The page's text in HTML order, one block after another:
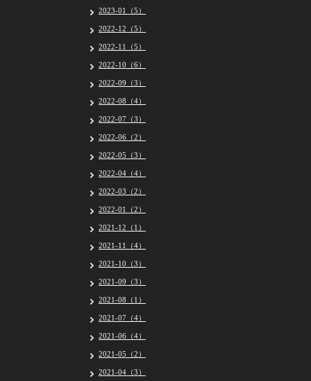
2023-01（5）
2022-12（5）
2022-11（5）
2022-10（6）
2022-09（3）
2022-08（4）
2022-07（3）
2022-06（2）
2022-05（3）
2022-04（4）
2022-03（2）
2022-01（2）
2021-12（1）
2021-11（4）
2021-10（3）
2021-09（3）
2021-08（1）
2021-07（4）
2021-06（4）
2021-05（2）
2021-04（3）